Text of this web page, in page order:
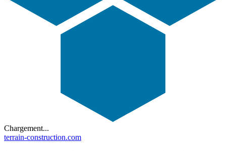
Chargement...
terrain-construction.com